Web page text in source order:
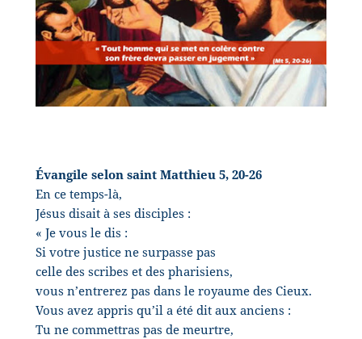
Évangile selon saintMatthieu 5, 20-26
En ce temps-là,
Jésus disait à ses disciples :
« Je vous le dis :
Si votre justice ne surpasse pas
celle des scribes et des pharisiens,
vous n’entrerez pas dans le royaume des Cieux.
Vous avez appris qu’il a été dit aux anciens :
Tu ne commettras pas de meurtre,